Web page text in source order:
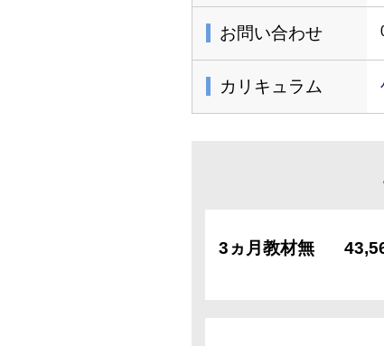
お問い合わせ
カリキュラム
3ヵ月教材無